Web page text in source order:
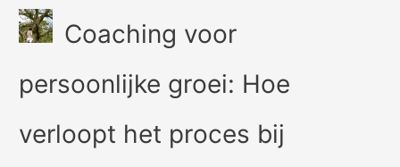
Coaching voor
persoonlijke groei: Hoe
verloopt het proces bij